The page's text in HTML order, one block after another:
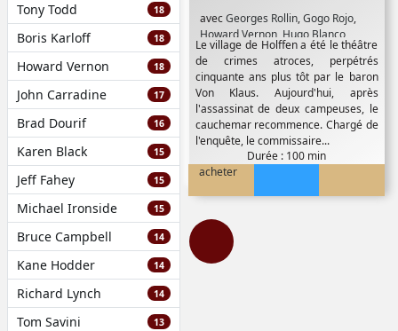
Tony Todd 18
Boris Karloff 18
Howard Vernon 18
John Carradine 17
Brad Dourif 16
Karen Black 15
Jeff Fahey 15
Michael Ironside 15
Bruce Campbell 14
Kane Hodder 14
Richard Lynch 14
Tom Savini 13
avecGeorges Rollin,Gogo Rojo,
Howard Vernon, Hugo Blanco
Le village de Holffen a été le théâtre
de crimes atroces, perpétrés
cinquante ans plus tôt par le baron
Von Klaus. Aujourd'hui, après
l'assassinat de deux campeuses, le
cauchemar recommence. Chargé de
l'enquête, le commissaire...
Durée : 100 min
acheter